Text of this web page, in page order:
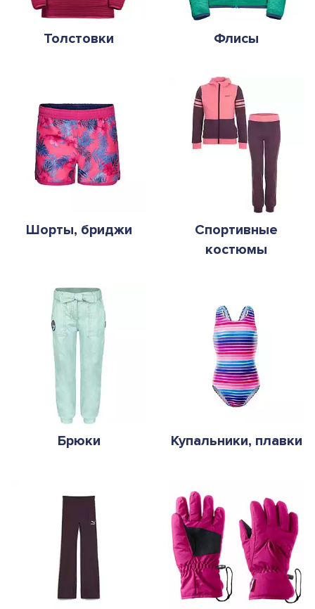
Толстовки Флисы
Шорты, бриджи
Спортивные
костюмы
Брюки Купальники, плавки